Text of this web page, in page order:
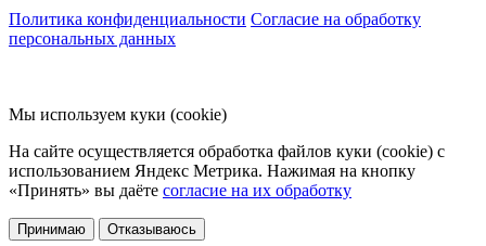
Политика конфиденциальности Согласие на обработку
персональных данных
Мы используем куки (cookie)
На сайте осуществляется обработка файлов куки (cookie) с
использованием Яндекс Метрика. Нажимая на кнопку
«Принять» вы даёте согласие на их обработку
Принимаю Отказываюсь